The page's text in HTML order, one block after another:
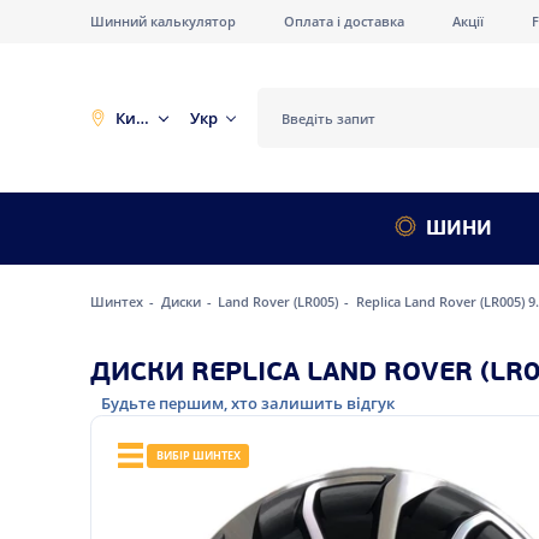
Шинний калькулятор Оплата і доставка Акції
Київ Укр
ШИНИ
Шинтех Диски Land Rover (LR005) Replica Land Rover (LR005)
ДИСКИ REPLICA LAND ROVER
Будьте першим, хто залишить відгук
ВИБІР ШИНТЕХ